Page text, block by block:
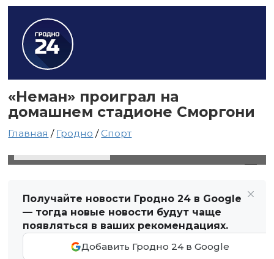
«Неман» проиграл на
домашнем стадионе Сморгони
Главная / Гродно /Спорт
Получайте новости Гродно 24 в Google
— тогда новые новости будут чаще
появляться в ваших рекомендациях.
Добавить Гродно 24 в Google